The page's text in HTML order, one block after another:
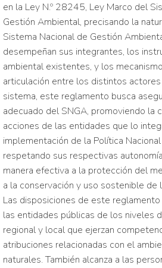
en la Ley N.º 28245, Ley Marco del
Gestión Ambiental, precisando la
Sistema Nacional de Gestión
desempeñan sus integrantes, los
ambiental existentes, y los
articulación entre los distintos
sistema, este reglamento busca
adecuado del SNGA, promoviendo la
acciones de las entidades que lo
implementación de la Política
respetando sus respectivas
manera efectiva a la protección del
a la conservación y uso sostenible de
Las disposiciones de este
las entidades públicas de los niveles
regional y local que ejerzan
atribuciones relacionadas con el
naturales. También alcanza a las